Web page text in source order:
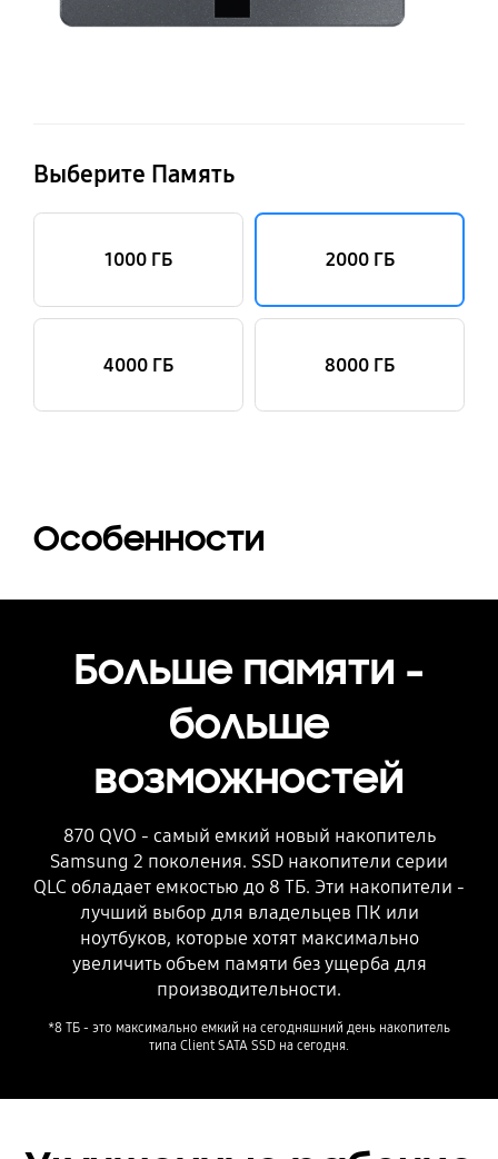
Выберите Память
1000 ГБ 2000 ГБ
4000 ГБ 8000 ГБ
Особенности
Больше памяти -
больше
возможностей
870 QVO - самый емкий новый накопитель
Samsung 2 поколения. SSD накопители серии
QLC обладает емкостью до 8 ТБ. Эти накопители -
лучший выбор для владельцев ПК или
ноутбуков, которые хотят максимально
увеличить объем памяти без ущерба для
производительности.
*8 ТБ - это максимально емкий на сегодняшний день накопитель
типа Client SATA SSD на сегодня.